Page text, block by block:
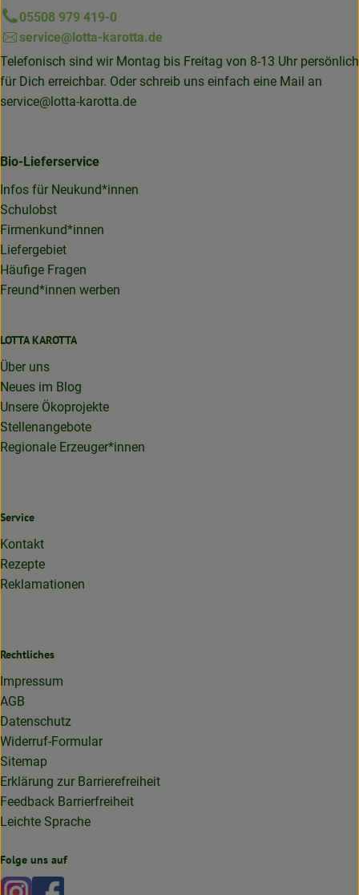
05508 979 419-0
service@lotta-karotta.de
Telefonisch sind wir Montag bis Freitag von 8-13 Uhr persönlich
für Dich erreichbar. Oder schreib uns einfach eine Mail an
service@lotta-karotta.de
Bio-Lieferservice
Infos für Neukund*innen
Schulobst
Firmenkund*innen
Liefergebiet
Häufige Fragen
Freund*innen werben
LOTTA KAROTTA
Über uns
Neues im Blog
Unsere Ökoprojekte
Stellenangebote
Regionale Erzeuger*innen
Service
Kontakt
Rezepte
Reklamationen
Rechtliches
Impressum
AGB
Datenschutz
Widerruf-Formular
Sitemap
Erklärung zur Barrierefreiheit
Feedback Barrierfreiheit
Leichte Sprache
Folge uns auf
Externer Link zu https://www.instagram.com/